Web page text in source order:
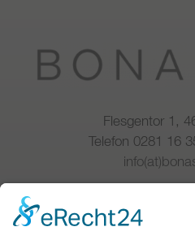
Flesgentor 1,
Telefon 0281 16